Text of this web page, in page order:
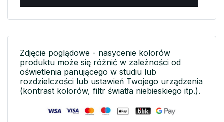
Zdjęcie poglądowe - nasycenie kolorów
produktu może się różnić w zależności od
oświetlenia panującego w studiu lub
rozdzielczości lub ustawień Twojego urządzenia
(kontrast kolorów, filtr światła niebieskiego itp.).